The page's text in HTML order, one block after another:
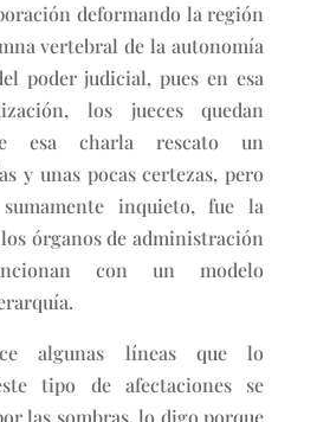
deformando la región
vertebral de la autonomía
poder judicial, pues en esa
los jueces quedan
esa charla rescato un
y unas pocas certezas, pero
inquieto, fue la
órganos de administración
con un modelo
algunas líneas que lo
tipo de afectaciones se
las sombras, lo digo porque